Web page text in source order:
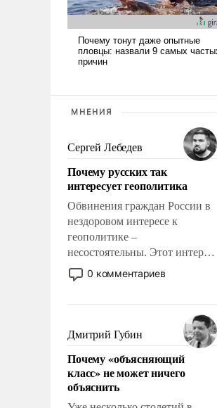
МНЕНИЯ
Сергей Лебедев
Почему русских так
интересует геополитика
Обвинения граждан России в
нездоровом интересе к
геополитике –
несостоятельны. Этот интерес
рационален и прагматичен. Он
обусловлен тысячелетним
фундаментальным знанием,
что мировая политика имеет
свойство заявляться на порог
нашего дома.
0 комментариев
Дмитрий Губин
Почему «объясняющий
класс» не может ничего
объяснить